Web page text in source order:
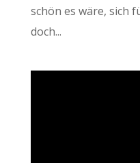
schön es wäre, sich
doch...